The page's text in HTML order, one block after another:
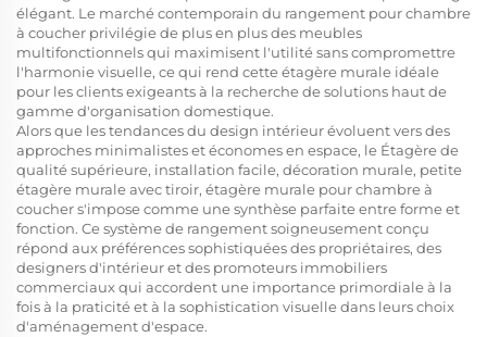
élégant. Le marché contemporain du rangement pour chambre
à coucher privilégie de plus en plus des meubles
multifonctionnels qui maximisent l'utilité sans compromettre
l'harmonie visuelle, ce qui rend cette étagère murale idéale
pour les clients exigeants à la recherche de solutions haut de
gamme d'organisation domestique.
Alors que les tendances du design intérieur évoluent vers des
approches minimalistes et économes en espace, le Étagère de
qualité supérieure, installation facile, décoration murale, petite
étagère murale avec tiroir, étagère murale pour chambre à
couchers'impose comme une synthèse parfaite entre forme et
fonction. Ce système de rangement soigneusement conçu
répond aux préférences sophistiquées des propriétaires, des
designers d'intérieur et des promoteurs immobiliers
commerciaux qui accordent une importance primordiale à la
fois à la praticité et à la sophistication visuelle dans leurs choix
d'aménagement d'espace.